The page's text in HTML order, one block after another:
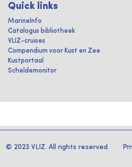
Quick links
MarineInfo
Catalogus bibliotheek
VLIZ-cruises
Compendium voor Kust en Zee
Kustportaal
Scheldemonitor
© 2023 VLIZ. All rights reserved